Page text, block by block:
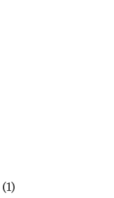
(1)